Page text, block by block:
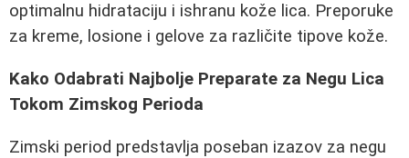
optimalnu hidrataciju i ishranu kože lica. Preporuke
za kreme, losione i gelove za različite tipove kože.
Kako Odabrati Najbolje Preparate za Negu Lica
Tokom Zimskog Perioda
Zimski period predstavlja poseban izazov za negu